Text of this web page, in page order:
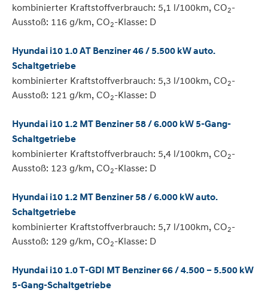
kombinierter Kraftstoffverbrauch: 5,1 l/100km, CO2-
Ausstoß: 116 g/km, CO2-Klasse: D
Hyundai i10 1.0 AT Benziner 46 / 5.500 kW auto.
Schaltgetriebe
kombinierter Kraftstoffverbrauch: 5,3 l/100km, CO2-
Ausstoß: 121 g/km, CO2-Klasse: D
Hyundai i10 1.2 MT Benziner 58 / 6.000 kW 5-Gang-
Schaltgetriebe
kombinierter Kraftstoffverbrauch: 5,4 l/100km, CO2-
Ausstoß: 123 g/km, CO2-Klasse: D
Hyundai i10 1.2 MT Benziner 58 / 6.000 kW auto.
Schaltgetriebe
kombinierter Kraftstoffverbrauch: 5,7 l/100km, CO2-
Ausstoß: 129 g/km, CO2-Klasse: D
Hyundai i10 1.0 T-GDI MT Benziner 66 / 4.500 – 5.500 kW
5-Gang-Schaltgetriebe